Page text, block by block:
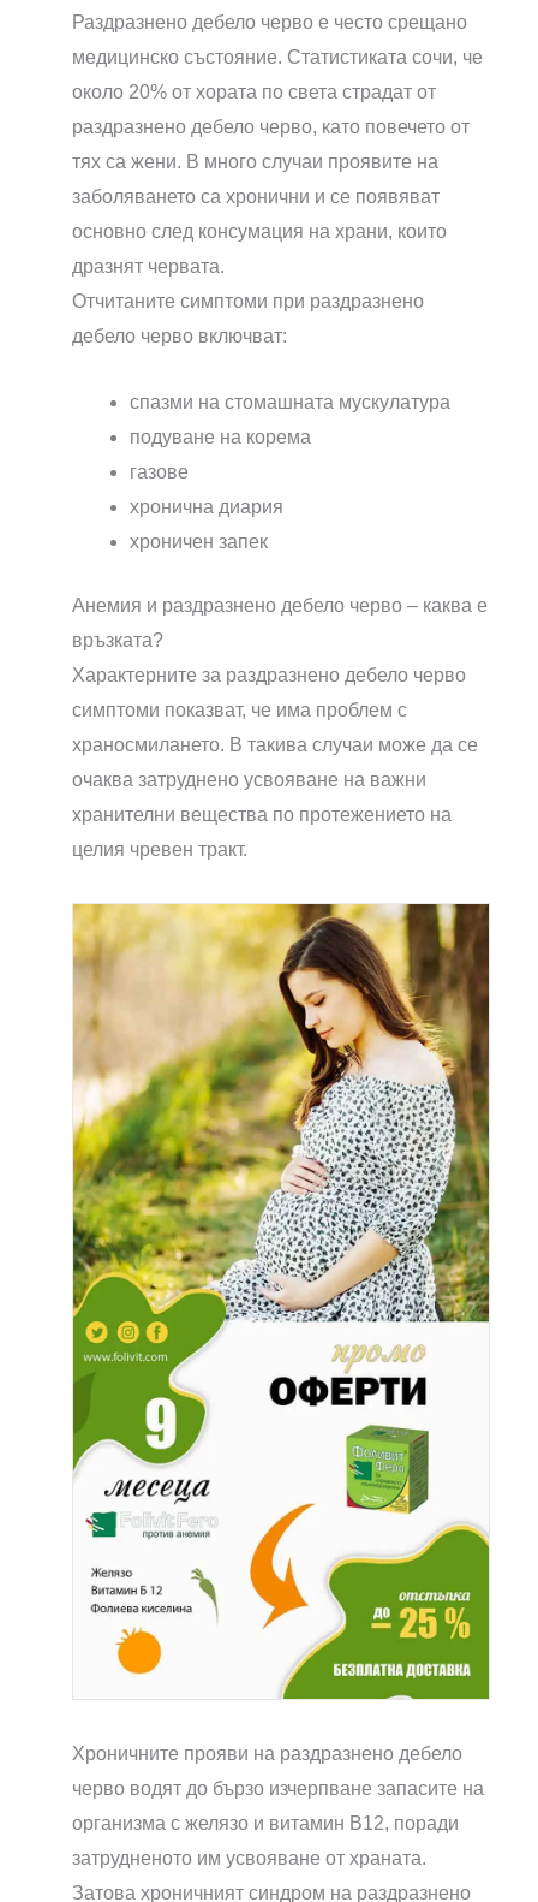
Раздразнено дебело черво е често срещано
медицинско състояние. Статистиката сочи, че
около 20% от хората по света страдат от
раздразнено дебело черво, като повечето от
тях са жени. В много случаи проявите на
заболяването са хронични и се появяват
основно след консумация на храни, които
дразнят червата.
Отчитаните симптоми при раздразнено
дебело черво включват:
спазми на стомашната мускулатура
подуване на корема
газове
хронична диария
хроничен запек
Анемия и раздразнено дебело черво – каква е
връзката?
Характерните за раздразнено дебело черво
симптоми показват, че има проблем с
храносмилането. В такива случаи може да се
очаква затруднено усвояване на важни
хранителни вещества по протежението на
целия чревен тракт.
Хроничните прояви на раздразнено дебело
черво водят до бързо изчерпване запасите на
организма с желязо и витамин B12, поради
затрудненото им усвояване от храната.
Затова хроничният синдром на раздразнено